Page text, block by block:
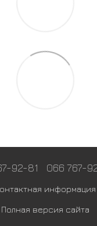
92-81 066 767-
информация
Полная версия сайта